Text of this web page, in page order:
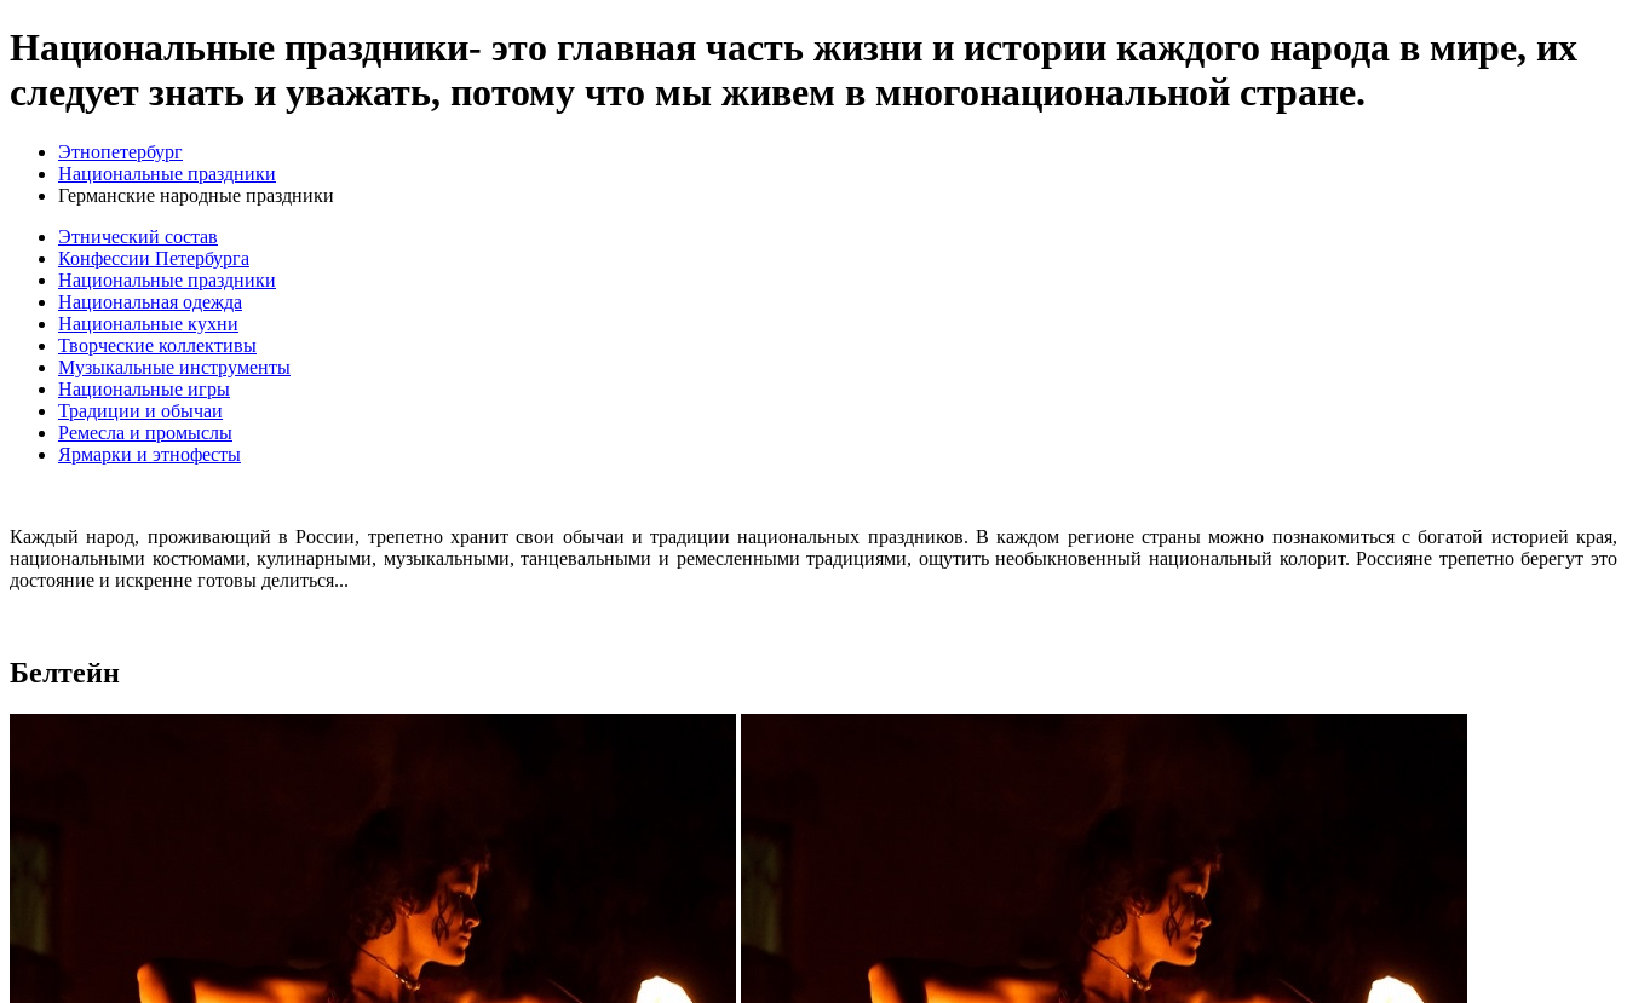
Национальные праздники- это главная часть жизни и истории каждого народа в мире, их
следует знать и уважать, потому что мы живем в многонациональной стране.
Этнопетербург
Национальные праздники
Германские народные праздники
Этнический состав
Конфессии Петербурга
Национальные праздники
Национальная одежда
Национальные кухни
Творческие коллективы
Музыкальные инструменты
Национальные игры
Традиции и обычаи
Ремесла и промыслы
Ярмарки и этнофесты
Каждый народ, проживающий в России, трепетно хранит свои обычаи и традиции национальных праздников. В каждом регионе страны можно познакомиться с богатой историей края,
национальными костюмами, кулинарными, музыкальными, танцевальными и ремесленными традициями, ощутить необыкновенный национальный колорит. Россияне трепетно берегут это
достояние и искренне готовы делиться...
Белтейн